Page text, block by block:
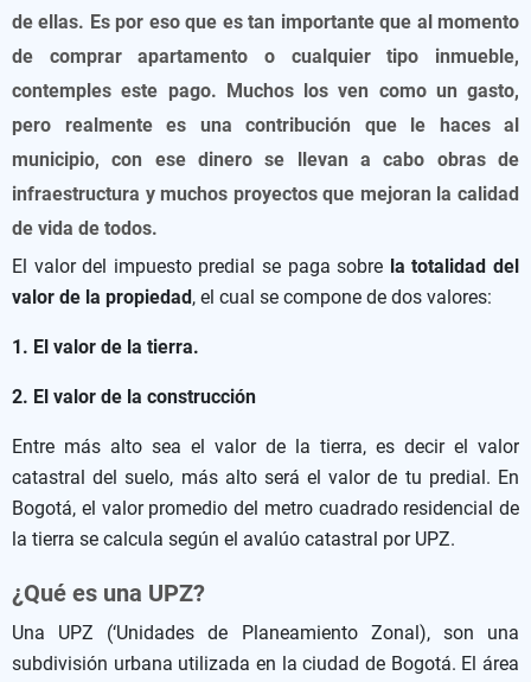
de ellas. Es por eso que es tan importante que al momento
de comprar apartamento o cualquier tipo inmueble,
contemples este pago. Muchos los ven como un gasto,
pero realmente es una contribución que le haces al
municipio, con ese dinero se llevan a cabo obras de
infraestructura y muchos proyectos que mejoran la calidad
de vida de todos.
El valor del impuesto predial se paga sobre la totalidad del
valor de la propiedad, el cual se compone de dos valores:
1. El valor de la tierra.
2. El valor de la construcción
Entre más alto sea el valor de la tierra, es decir el valor
catastral del suelo, más alto será el valor de tu predial. En
Bogotá, el valor promedio del metro cuadrado residencial de
la tierra se calcula según el avalúo catastral por UPZ.
¿Qué es una UPZ?
Una UPZ (‘Unidades de Planeamiento Zonal), son una
subdivisión urbana utilizada en la ciudad de Bogotá. El área